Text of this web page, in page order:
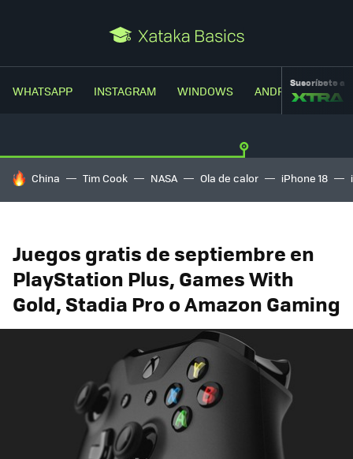
WHATSAPP INSTAGRAM WINDOWS ANDROIDSuscríbete a
HOY SE HABLA DE
China Tim Cook NASA Ola de calor iPhone 18
Juegos gratis de septiembre en
PlayStation Plus, Games With
Gold, Stadia Pro o Amazon Gaming